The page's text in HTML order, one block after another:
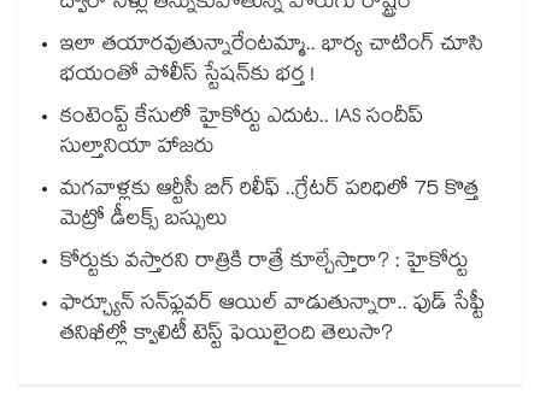
ఇలా తయారవుతున్నారేంటమ్మా.. భార్య చాటింగ్ చూసి
భయంతో పోలీస్ స్టేషన్⁫కు భర్త !
కంటెంప్ట్ కేసులో హైకోర్టు ఎదుట.. IAS సందీప్
సుల్తానియా హాజరు
మగవాళ్లకు ఆర్టీసీ బిగ్ రిలీఫ్ ..గ్రేటర్ పరిధిలో 75 కొత్త
మెట్రో డీలక్స్ బస్సులు
కోర్టుకు వస్తారని రాత్రికి రాత్రే కూల్చేస్తారా? : హైకోర్టు
ఫార్చ్యూన్ సన్‌ఫ్లవర్ ఆయిల్ వాడుతున్నారా.. ఫుడ్ సేఫ్టీ
తనిఖీల్లో క్వాలిటీ టెస్ట్ ఫెయిలైంది తెలుసా?